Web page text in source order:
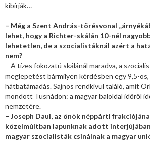
kibírják…
– Még a Szent András-törésvonal
lehet, hogy a Richter-skálán 10-nél
lehetetlen, de a szocialistáknál azért a
nem?
– A tízes fokozatú skálánál maradva, a
meglepetést bármilyen kérdésben egy 9,5-
hátbatámadás. Sajnos rendkívül találó, amit
mondott Tusnádon: a magyar baloldal időről
nemzetére.
– Joseph Daul, az önök néppárti
közelmúltban lapunknak adott
magyar szocialisták csinálnak a magyar